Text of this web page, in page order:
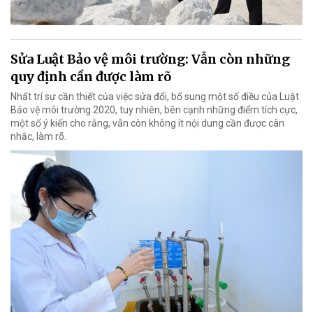
Sửa Luật Bảo vệ môi trường: Vẫn còn những
quy định cần được làm rõ
Nhất trí sự cần thiết của việc sửa đổi, bổ sung một số điều của Luật
Bảo vệ môi trường 2020, tuy nhiên, bên cạnh những điểm tích cực,
một số ý kiến cho rằng, vẫn còn không ít nội dung cần được cân
nhắc, làm rõ.